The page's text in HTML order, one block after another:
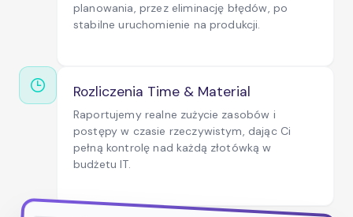
planowania, przez eliminację błędów, po
stabilne uruchomienie na produkcji.
Rozliczenia Time & Material
Raportujemy realne zużycie zasobów i
postępy w czasie rzeczywistym, dając Ci
pełną kontrolę nad każdą złotówką w
budżetu IT.